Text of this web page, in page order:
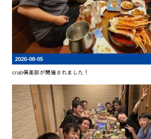
2026-08-05
crab倶楽部が開催されました！